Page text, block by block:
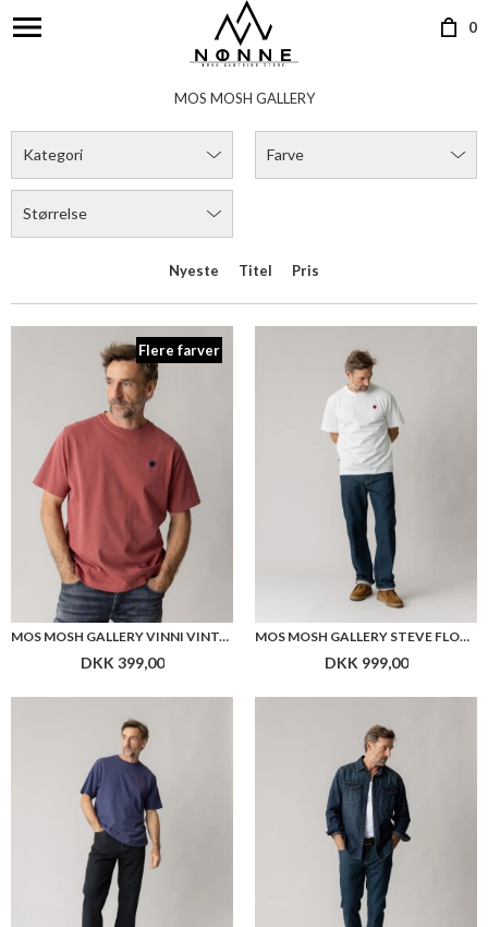
0
MOS MOSH GALLERY
Kategori Farve
Størrelse
Nyeste Titel Pris
Flere farver
MOS MOSH GALLERY VINNI VINTAGE O-SS TEE
DKK 399,00
MOS MOSH GALLERY STEVE FLORENCE JEANS
DKK 999,00